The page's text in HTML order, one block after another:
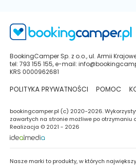
BookingCamper Sp. z o.o., ul. Armii
tel: 793 155 155, e-mail:
KRS 0000962681
POLITYKA PRYWATNOŚCI POMOC
bookingcamper.pl (c) 2020-2026.
zawartych na stronie możliwe po otrzymaniu
Realizacja © 2021 - 2026
Nasze marki to produkty, w których